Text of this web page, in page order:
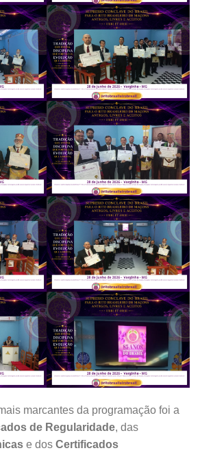
marcantes da programação foi a
de Regularidade, das
e dos Certificados